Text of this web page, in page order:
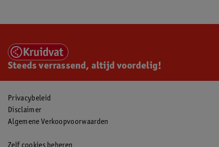
Steeds verrassend, altijd voordelig!
Privacybeleid
Disclaimer
Algemene Verkoopvoorwaarden
Zelf cookies beheren